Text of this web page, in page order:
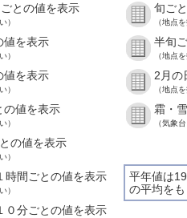
との値を表示
）
旬ご
（地点
値を表示
）
半旬
（地点
値を表示
）
2月の
（地点
の値を表示
）
霜・
（気象
の値を表示
）
平年値は
の平均をも
時間ごとの値を表示
）
０分ごとの値を表示